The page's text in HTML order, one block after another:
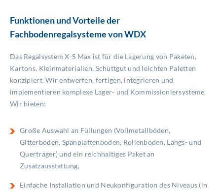
Funktionen und Vorteile der
Fachbodenregalsysteme von WDX
Das Regalsystem X-S Max ist für die Lagerung von Paketen,
Kartons, Kleinmaterialien, Schüttgut und leichten Paletten
konzipiert. Wir entwerfen, fertigen, integrieren und
implementieren komplexe Lager- und Kommissioniersysteme.
Wir bieten:
Große Auswahl an Füllungen (Vollmetallböden,
Gitterböden, Spanplattenböden, Rollenböden, Längs- und
Querträger) und ein reichhaltiges Paket an
Zusatzausstattung,
Einfache Installation und Neukonfiguration des Niveaus (in